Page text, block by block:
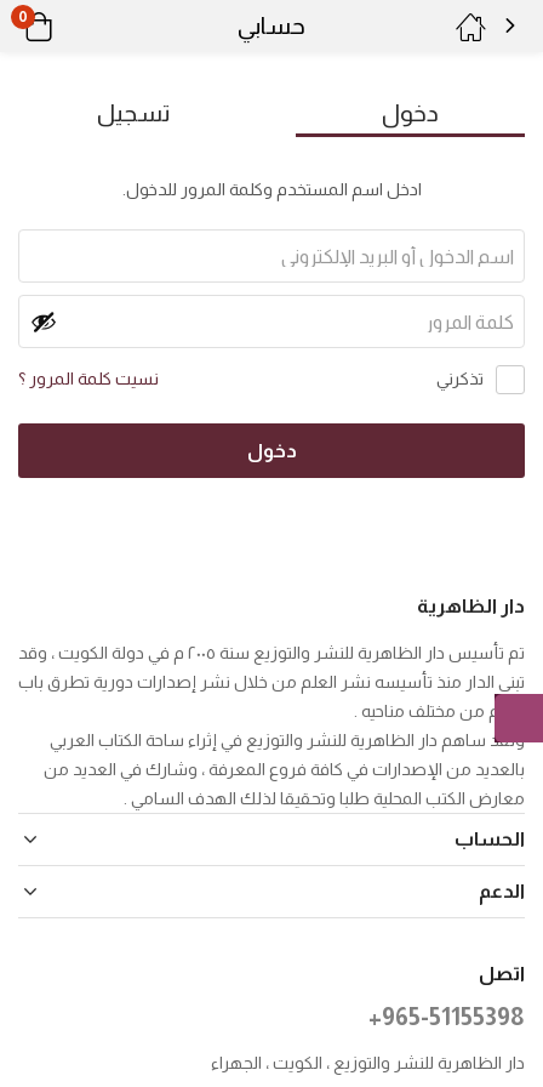
حسابي 0
دخول تسجيل
ادخل اسم المستخدم وكلمة المرور للدخول.
تذكرني نسيت كلمة المرور ؟
دخول
دار الظاهرية
تم تأسيس دار الظاهرية للنشر والتوزيع سنة ٢٠٠٥ م في دولة الكويت ، وقد
تبنى الدار منذ تأسيسه نشر العلم من خلال نشر إصدارات دورية تطرق باب
العلم من مختلف مناحيه .
ولقد ساهم دار الظاهرية للنشر والتوزيع في إثراء ساحة الكتاب العربي
بالعديد من الإصدارات في كافة فروع المعرفة ، وشارك في العديد من
معارض الكتب المحلية طلبا وتحقيقا لذلك الهدف السامي .
الحساب
الدعم
اتصل
+965-51155398
دار الظاهرية للنشر والتوزيع ، الكويت ، الجهراء